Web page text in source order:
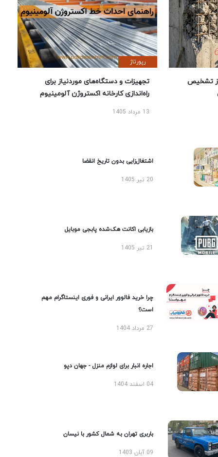
تشخیص
رپورتاژ
تجهیزات و دستگاه‌های موردنیاز برای
راه‌اندازی کارخانه اکستروژن آلومینیوم
13 مرداد 1405
اشتغال‌زایی بدون تاریخ انقضا
20 تیر 1405
بازیابی اکانت هک‌شده پابجی موبایل
چرا خرید فالوور ایرانی و فوری اینستاگرام مهم
است؟
27 مرداد 1404
اجاره انبار برای لوازم منزل - جهان دپو
04 اسفند 1404
باربری تهران به شمال کشور با نیسان
09 آبان 1403